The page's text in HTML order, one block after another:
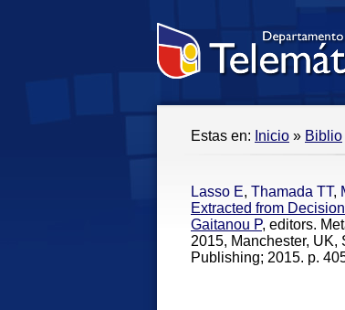
Estas en: Inicio » Biblio
Lasso E, Thamada TT,
Extracted from
Gaitanou P, editors.
2015, Manchester, UK,
Publishing; 2015. p.